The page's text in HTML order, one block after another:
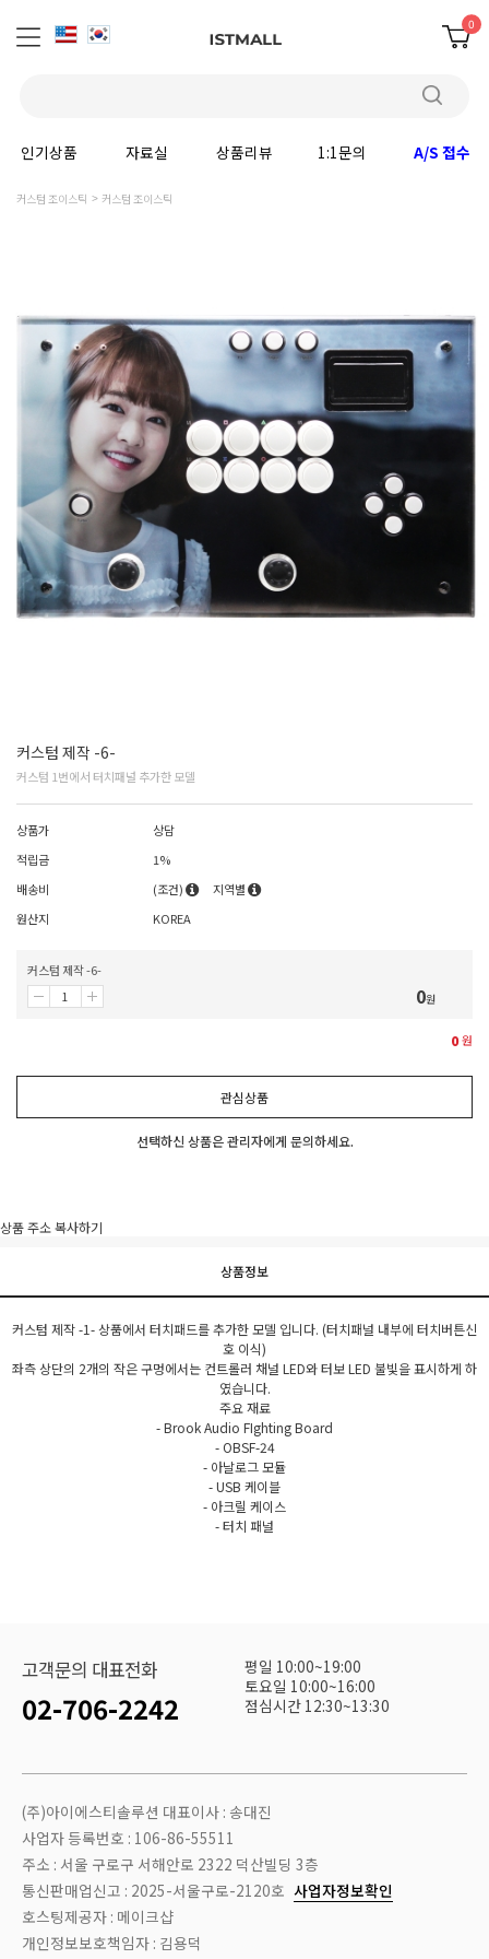
0
인기상품 자료실 상품리뷰 1:1문의 A/S 접수
커스텀 조이스틱 커스텀 조이스틱
커스텀 제작 -6-
커스텀 1번에서 터치패널 추가한 모델
상품가
상담
적립금
1%
배송비
(조건)
지역별
원산지
KOREA
커스텀 제작 -6-
0원
0원
관심상품
선택하신 상품은 관리자에게 문의하세요.
상품 주소 복사하기
상품정보
커스텀 제작 -1- 상품에서 터치패드를 추가한 모델 입니다. (터치패널 내부에 터치버튼신
호 이식)
좌측 상단의 2개의 작은 구멍에서는 컨트롤러 채널 LED와 터보 LED 불빛을 표시하게 하
였습니다.
주요 재료
- Brook Audio FIghting Board
- OBSF-24
- 아날로그 모듈
- USB 케이블
- 아크릴 케이스
- 터치 패널
고객문의 대표전화
02-706-2242
평일 10:00~19:00
토요일 10:00~16:00
점심시간 12:30~13:30
(주)아이에스티솔루션 대표이사 : 송대진
사업자 등록번호 : 106-86-55511
주소 : 서울 구로구 서해안로 2322 덕산빌딩 3층
통신판매업신고 : 2025-서울구로-2120호 사업자정보확인
호스팅제공자 : 메이크샵
개인정보보호책임자 : 김용덕